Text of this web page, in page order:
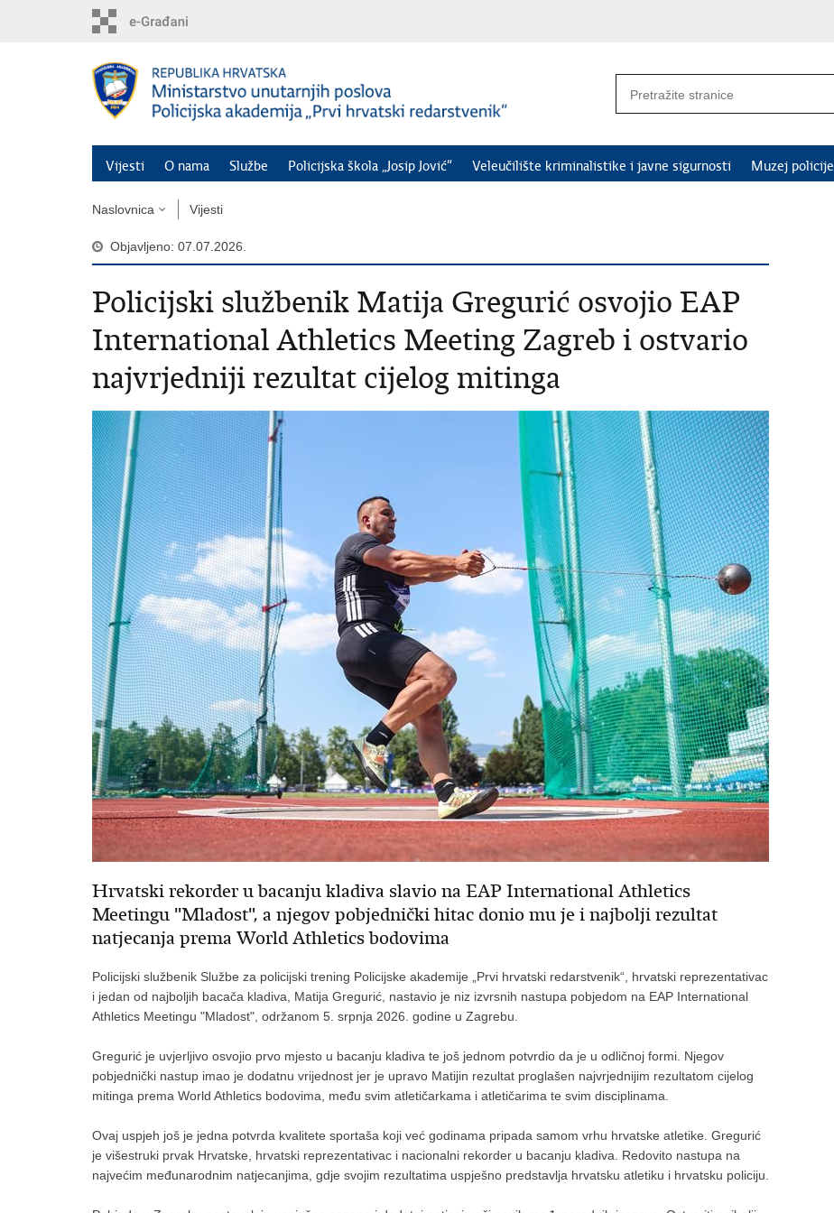
Vijesti O nama Službe Policijska škola „Josip Jović“ Veleučilište kriminalistike i javne sigurnosti Muzej policije
Naslovnica Vijesti
Objavljeno: 07.07.2026.
Policijski službenik Matija Gregurić osvojio EAP
International Athletics Meeting Zagreb i ostvario
najvrjedniji rezultat cijelog mitinga
Hrvatski rekorder u bacanju kladiva slavio na EAP International Athletics
Meetingu "Mladost", a njegov pobjednički hitac donio mu je i najbolji rezultat
natjecanja prema World Athletics bodovima
Policijski službenik Službe za policijski trening Policijske akademije „Prvi hrvatski redarstvenik“, hrvatski reprezentativac
i jedan od najboljih bacača kladiva, Matija Gregurić, nastavio je niz izvrsnih nastupa pobjedom na EAP International
Athletics Meetingu "Mladost", održanom 5. srpnja 2026. godine u Zagrebu.
Gregurić je uvjerljivo osvojio prvo mjesto u bacanju kladiva te još jednom potvrdio da je u odličnoj formi. Njegov
pobjednički nastup imao je dodatnu vrijednost jer je upravo Matijin rezultat proglašen najvrjednijim rezultatom cijelog
mitinga prema World Athletics bodovima, među svim atletičarkama i atletičarima te svim disciplinama.
Ovaj uspjeh još je jedna potvrda kvalitete sportaša koji već godinama pripada samom vrhu hrvatske atletike. Gregurić
je višestruki prvak Hrvatske, hrvatski reprezentativac i nacionalni rekorder u bacanju kladiva. Redovito nastupa na
najvećim međunarodnim natjecanjima, gdje svojim rezultatima uspješno predstavlja hrvatsku atletiku i hrvatsku policiju.